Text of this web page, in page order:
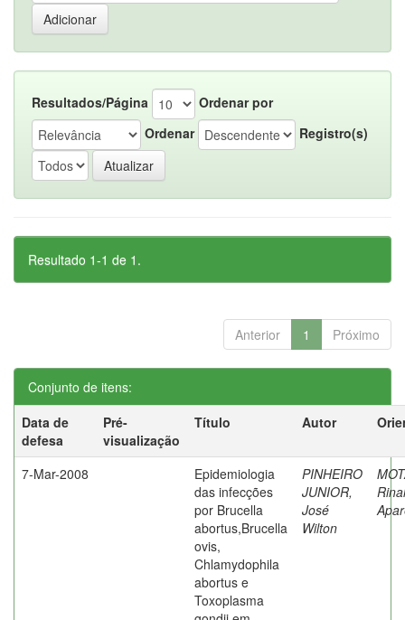
Resultados/Página
Ordenar por
Ordenar
Registro(s)
Resultado 1-1 de 1.
Anterior 1 Próximo
Conjunto de itens:
Data de
defesa
Pré-
visualização
Título Autor
7-Mar-2008
Epidemiologia
das infecções
por Brucella
abortus,Brucella
ovis,
Chlamydophila
abortus e
Toxoplasma
PINHEIRO
JUNIOR,
José
Wilton